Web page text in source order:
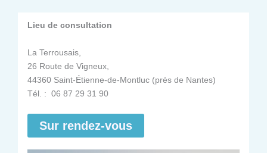
Lieu de consultation
La Terrousais,
26 Route de Vigneux,
44360 Saint-Étienne-de-Montluc (près de Nantes)
Tél. : 06 87 29 31 90
Sur rendez-vous